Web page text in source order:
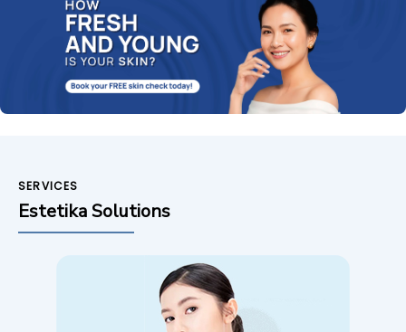
SERVICES
Estetika Solutions